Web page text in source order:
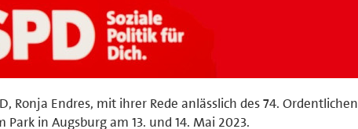
Ronja Endres, mit ihrer Rede anlässlich des 74. Ordentlichen
in Augsburg am 13. und 14. Mai 2023.